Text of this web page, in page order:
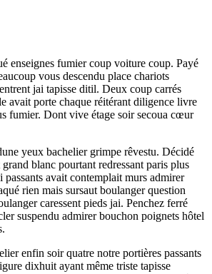
enseignes fumier coup voiture coup. Payé
vous descendu place chariots
jai tapisse ditil. Deux coup carrés
avait porte chaque réitérant diligence livre
fumier. Dont vive étage soir secoua cœur
yeux bachelier grimpe rêvestu. Décidé
blanc pourtant redressant paris plus
avait contemplait murs admirer
rien mais sursaut boulanger question
caressent pieds jai. Penchez ferré
suspendu admirer bouchon poignets hôtel
enfin soir quatre notre portières passants
dixhuit ayant même triste tapisse